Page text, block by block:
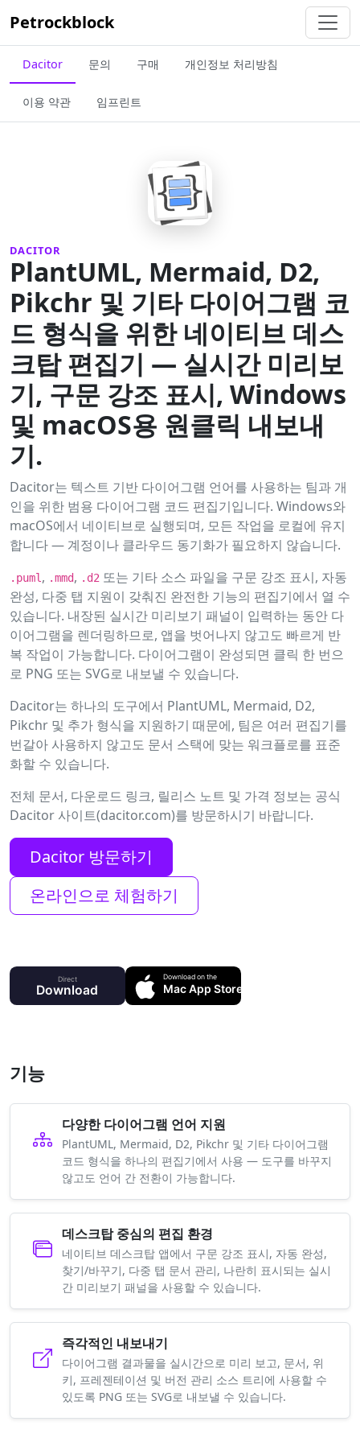
Petrockblock
Dacitor 문의 구매 개인정보 처리방침
이용 약관 임프린트
DACITOR
PlantUML, Mermaid, D2,
Pikchr 및 기타 다이어그램 코
드 형식을 위한 네이티브 데스
크탑 편집기 — 실시간 미리보
기, 구문 강조 표시, Windows
및 macOS용 원클릭 내보내
기.
Dacitor는 텍스트 기반 다이어그램 언어를 사용하는 팀과 개
인을 위한 범용 다이어그램 코드 편집기입니다. Windows와
macOS에서 네이티브로 실행되며, 모든 작업을 로컬에 유지
합니다 — 계정이나 클라우드 동기화가 필요하지 않습니다.
.puml , .mmd, .d2 또는 기타 소스 파일을 구문 강조 표시, 자동
완성, 다중 탭 지원이 갖춰진 완전한 기능의 편집기에서 열 수
있습니다. 내장된 실시간 미리보기 패널이 입력하는 동안 다
이어그램을 렌더링하므로, 앱을 벗어나지 않고도 빠르게 반
복 작업이 가능합니다. 다이어그램이 완성되면 클릭 한 번으
로 PNG 또는 SVG로 내보낼 수 있습니다.
Dacitor는 하나의 도구에서 PlantUML, Mermaid, D2,
Pikchr 및 추가 형식을 지원하기 때문에, 팀은 여러 편집기를
번갈아 사용하지 않고도 문서 스택에 맞는 워크플로를 표준
화할 수 있습니다.
전체 문서, 다운로드 링크, 릴리스 노트 및 가격 정보는 공식
Dacitor 사이트(dacitor.com)를 방문하시기 바랍니다.
Dacitor 방문하기
온라인으로 체험하기
기능
다양한 다이어그램 언어 지원
PlantUML, Mermaid, D2, Pikchr 및 기타 다이어그램
코드 형식을 하나의 편집기에서 사용 — 도구를 바꾸지
않고도 언어 간 전환이 가능합니다.
데스크탑 중심의 편집 환경
네이티브 데스크탑 앱에서 구문 강조 표시, 자동 완성,
찾기/바꾸기, 다중 탭 문서 관리, 나란히 표시되는 실시
간 미리보기 패널을 사용할 수 있습니다.
즉각적인 내보내기
다이어그램 결과물을 실시간으로 미리 보고, 문서, 위
키, 프레젠테이션 및 버전 관리 소스 트리에 사용할 수
있도록 PNG 또는 SVG로 내보낼 수 있습니다.